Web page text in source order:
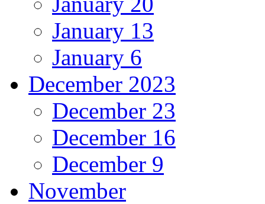
January 13
January 6
December 2023
December 23
December 16
December 9
November